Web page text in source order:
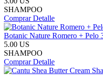
SHAMPOO
ComprarDetalle
Botanic Nature Romero + Pelo
5.00 US
SHAMPOO
ComprarDetalle